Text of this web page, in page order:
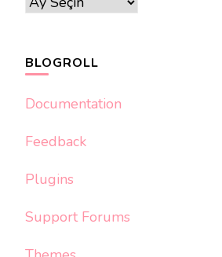
BLOGROLL
Documentation
Feedback
Plugins
Support Forums